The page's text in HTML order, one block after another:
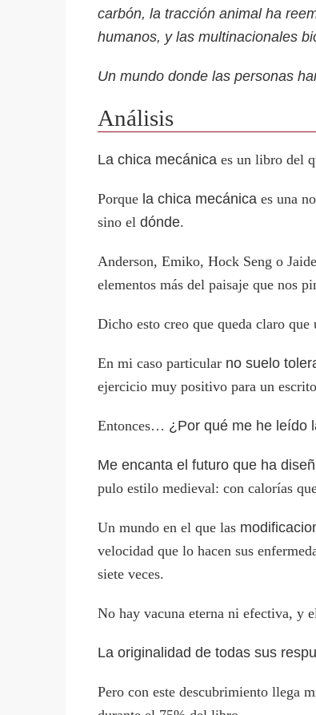
carbón, la tracción animal ha
humanos, y las multinacionales
Un mundo donde las personas
Análisis
La chica mecánica es un libro del
Porque la chica mecánica es una
sino eldónde.
Anderson, Emiko, Hock Seng o
elementos más del paisaje que nos
Dicho esto creo que queda claro
En mi caso particular no suelo
ejercicio muy positivo para un
Entonces… ¿Por qué me he leído
Me encanta el futuro que ha
pulo estilo medieval: con calorías
Un mundo en el que las
velocidad que lo hacen sus
siete veces.
No hay vacuna eterna ni efectiva, y
La originalidad de todas sus
Pero con este descubrimiento llega